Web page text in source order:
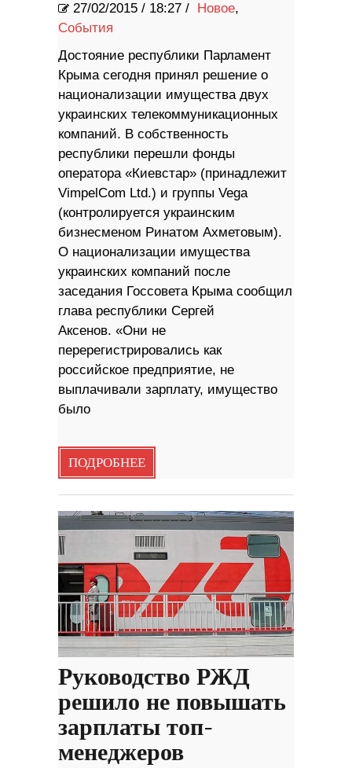
27/02/2015 / 18:27 / Новое,
События
Достояние республики Парламент
Крыма сегодня принял решение о
национализации имущества двух
украинских телекоммуникационных
компаний. В собственность
республики перешли фонды
оператора «Киевстар» (принадлежит
VimpelCom Ltd.) и группы Vega
(контролируется украинским
бизнесменом Ринатом Ахметовым).
О национализации имущества
украинских компаний после
заседания Госсовета Крыма сообщил
глава республики Сергей
Аксенов. «Они не
перерегистрировались как
российское предприятие, не
выплачивали зарплату, имущество
было
ПОДРОБНЕЕ
Руководство РЖД
решило не повышать
зарплаты топ-
менеджеров